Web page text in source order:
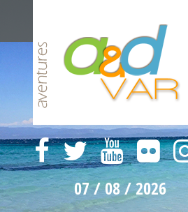
07 / 08 / 2026